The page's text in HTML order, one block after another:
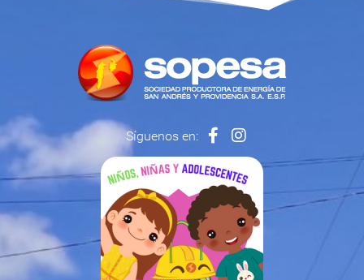
Síguenos en: